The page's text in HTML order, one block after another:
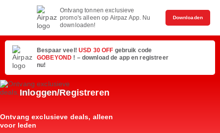
Ontvang tonnen exclusieve
promo's alleen op Airpaz App. Nu
downloaden!
Downloaden
Bespaar veel! USD 30 OFF gebruik code
GOBEYOND ! – download de app en registreer
nu!
Inloggen/Registreren
Ontvang exclusieve deals, alleen
voor leden